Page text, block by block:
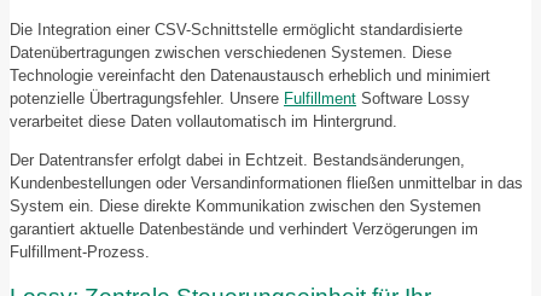
Die Integration einer CSV-Schnittstelle ermöglicht standardisierte
Datenübertragungen zwischen verschiedenen Systemen. Diese
Technologie vereinfacht den Datenaustausch erheblich und minimiert
potenzielle Übertragungsfehler. Unsere Fulfillment Software Lossy
verarbeitet diese Daten vollautomatisch im Hintergrund.
Der Datentransfer erfolgt dabei in Echtzeit. Bestandsänderungen,
Kundenbestellungen oder Versandinformationen fließen unmittelbar in das
System ein. Diese direkte Kommunikation zwischen den Systemen
garantiert aktuelle Datenbestände und verhindert Verzögerungen im
Fulfillment-Prozess.